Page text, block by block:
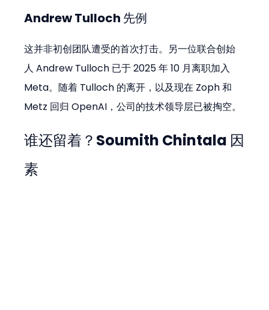
Andrew Tulloch 先例
这并非初创团队遭受的首次打击。另一位联合创始
人 Andrew Tulloch 已于 2025 年 10 月离职加入
Meta。随着 Tulloch 的离开，以及现在 Zoph 和
Metz 回归 OpenAI，公司的技术领导层已被掏空。
谁还留着？Soumith Chintala 因
素